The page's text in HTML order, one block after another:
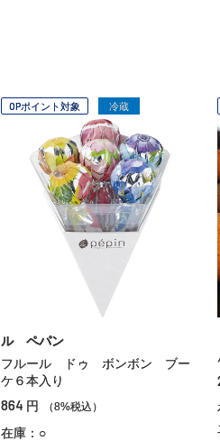
OPポイント対象 冷蔵
ル ペパン
フルール ドゥ ボンボン ブー
ケ６本入り
864 円 （8%税込）
在庫：○